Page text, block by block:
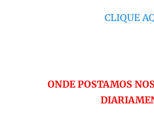
CLIQUE
ONDE POSTAMOS